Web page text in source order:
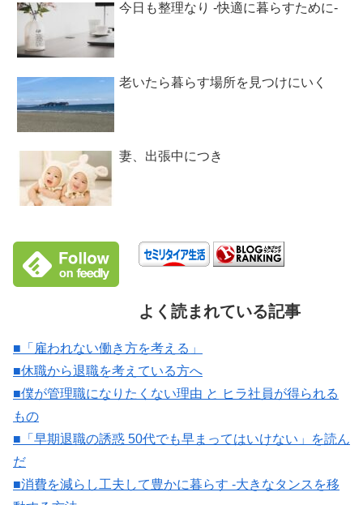
今日も整理なり -快適に暮らすために-
老いたら暮らす場所を見つけにいく
妻、出張中につき
よく読まれている記事
■「雇われない働き方を考える」
■休職から退職を考えている方へ
■僕が管理職になりたくない理由 と ヒラ社員が得られる
もの
■「早期退職の誘惑 50代でも早まってはいけない」を読ん
だ
■消費を減らし工夫して豊かに暮らす -大きなタンスを移